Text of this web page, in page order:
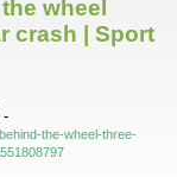
wheel
crash | Sport
-
the-wheel-three-